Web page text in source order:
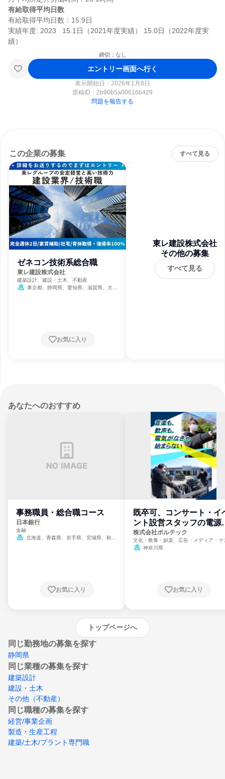
有給取得平均日数
有給取得平均日数：15.9日
実績年度: 2023   15.1日（2021年度実績） 15.0日（2022年度実
締切：なし
エントリー画面へ行く
表示開始日：2026年1月8日
原稿ID： 2b90b5a00616b429
問題を報告する
この企業の募集 すべて見る
ゼネコン技術系総合職
東レ建設株式会社
建築設計、建設・土木、不動産
東京都、静岡県、愛知県、滋賀県、大阪
お気に入り
東レ建設株式会社
その他の募集
すべて見る
あなたへのおすすめ
事務職員・総合職コース
日本銀行
金融
北海道、青森県、岩手県、宮城県、秋田
崎県、熊本県、大分県、宮崎県、鹿児島県、
お気に入り
既卒可、コンサート・イ
ント設営スタッフの電源
門
株式会社ボルテック
文化・教養・娯楽、広告・メディア・マ
ミ、電力・ガス・水道・エネルギー
神奈川県
お気に入り
トップページへ
同じ勤務地の募集を探す
静岡県
同じ業種の募集を探す
建築設計
建設・土木
その他（不動産）
同じ職種の募集を探す
経営/事業企画
製造・生産工程
建築/土木/プラント専門職